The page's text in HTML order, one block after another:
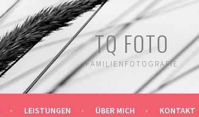
TQ FOTO
FAMILIENFOTOGRAFIE
LEISTUNGEN ÜBER MICH KONTAKT